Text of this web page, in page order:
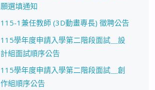
願選填通知
115-1兼任教師 (3D動畫專長) 徵聘公告
115學年度申請入學第二階段面試＿設
計組面試順序公告
115學年度申請入學第二階段面試＿創
作組順序公告